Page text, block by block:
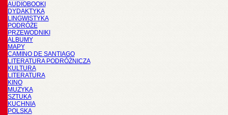
AUDIOBOOKI
DYDAKTYKA
LINGWISTYKA
PODRÓŻE
PRZEWODNIKI
ALBUMY
MAPY
CAMINO DE SANTIAGO
LITERATURA PODRÓŻNICZA
KULTURA
LITERATURA
KINO
MUZYKA
SZTUKA
KUCHNIA
POLSKA